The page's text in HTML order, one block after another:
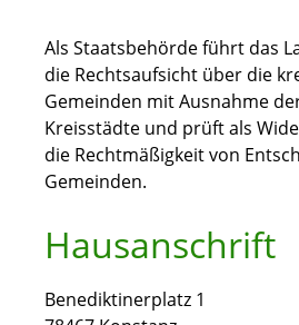
Als Staatsbehörde führt das
die Rechtsaufsicht über die
Gemeinden mit Ausnahme
Kreisstädte und prüft als
die Rechtmäßigkeit von
Gemeinden.
Hausanschrift
Benediktinerplatz 1